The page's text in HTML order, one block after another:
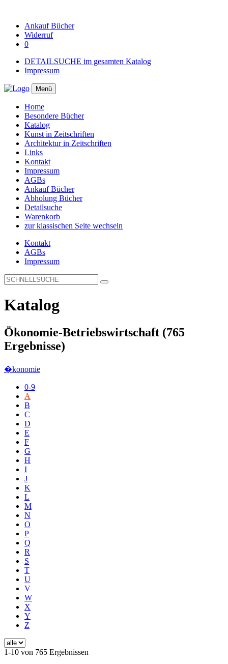
AnkaufBücher
Widerruf
0
DETAILSUCHE im gesamten Katalog
Impressum
Menü
Home
Besondere Bücher
Katalog
Kunst in Zeitschriften
Architektur in Zeitschriften
Links
Kontakt
Impressum
AGBs
Ankauf Bücher
Abholung Bücher
Detailsuche
Warenkorb
zur klassischen Seite wechseln
Kontakt
AGBs
Impressum
Katalog
Ökonomie-Betriebswirtschaft (765
Ergebnisse)
�konomie
0-9
A
B
C
D
E
F
G
H
I
J
K
L
M
N
O
P
Q
R
S
T
U
V
W
X
Y
Z
1-10 von 765 Ergebnissen